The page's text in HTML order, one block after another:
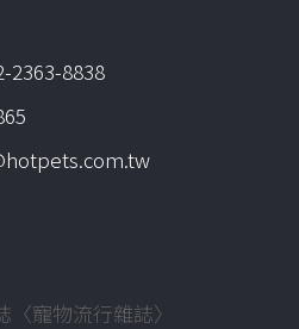
2363-8838
〈寵物流行雜誌〉